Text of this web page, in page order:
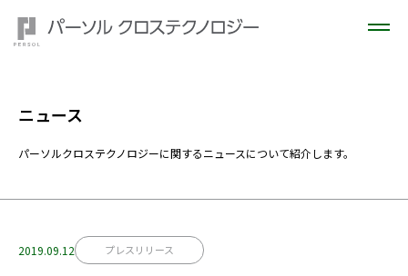
ニュース
パーソルクロステクノロジーに関するニュースについて紹介します。
2019.09.12 プレスリリース